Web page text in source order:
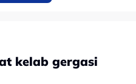
terbesar di Eropah dan
Bukan hanya melawat
kelab gergasi